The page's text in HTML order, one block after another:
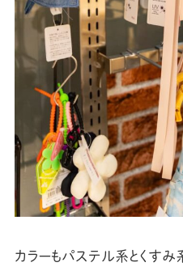
カラーもパステル系とくすみ